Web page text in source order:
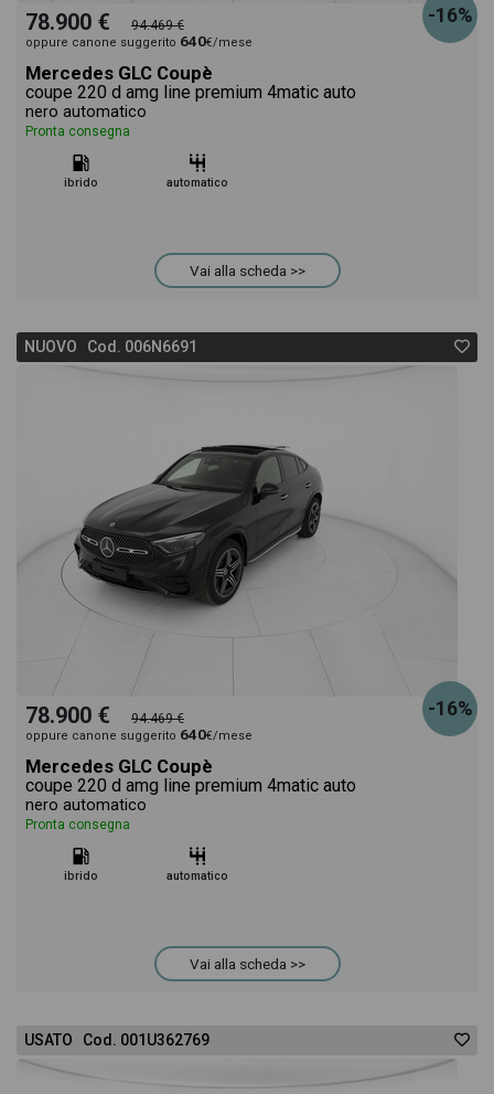
-16%
78.900 € 94.469 €
oppure canone suggerito 640€/mese
Mercedes GLC Coupè
coupe 220 d amg line premium 4matic auto
nero automatico
Pronta consegna
ibrido automatico
Vai alla scheda >>
NUOVO Cod. 006N6691
-16%
78.900 € 94.469 €
oppure canone suggerito 640€/mese
Mercedes GLC Coupè
coupe 220 d amg line premium 4matic auto
nero automatico
Pronta consegna
ibrido automatico
Vai alla scheda >>
USATO Cod. 001U362769